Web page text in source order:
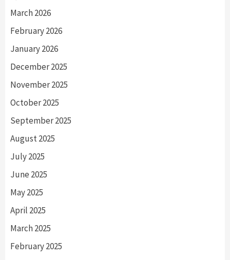
March 2026
February 2026
January 2026
December 2025
November 2025
October 2025
September 2025
August 2025
July 2025
June 2025
May 2025
April 2025
March 2025
February 2025